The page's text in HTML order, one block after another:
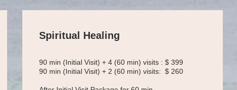
Spiritual Healing
90 min (Initial Visit) + 4 (60 min) visits : $ 399
90 min (Initial Visit) + 2 (60 min) visits: $ 260